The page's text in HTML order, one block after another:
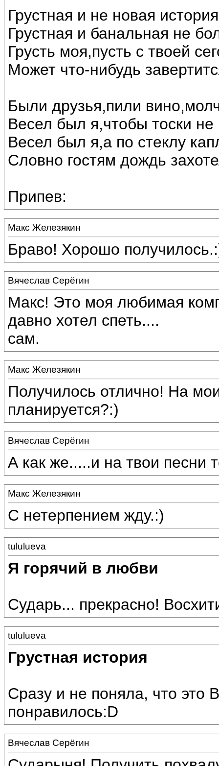
Грустная и не новая
Грустная и банальная не
Грусть моя,пусть с твоей
Может что-нибудь
Были друзья,пили
Весел был я,чтобы тоски не
Весел был я,а по стеклу
Словно гостям дождь
Припев:
Макс Железякин
Браво! Хорошо
Вячеслав Серёгин
Макс! Это моя любимая
давно хотел спеть....
сам.
Макс Железякин
Получилось отлично! На
планируется?:)
Вячеслав Серёгин
А как же.....и на твои песни
Макс Железякин
С нетерпением жду.:)
tululueva
Я горячий в любви
Сударь... прекрасно!
tululueva
Грустная история
Сразу и не поняла, что это
понравилось:D
Вячеслав Серёгин